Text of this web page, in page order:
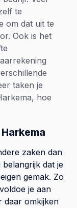
te
om dat uit te
Ook is het
taken je
hoe
zaken dan
dat je
gemak. Zo
je aan
daar omkijken